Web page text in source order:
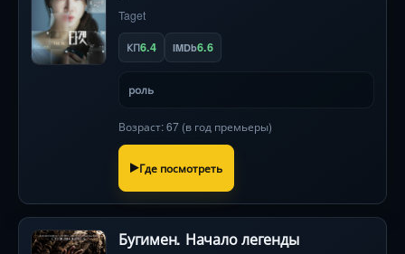
Taget
КП6.4 IMDb6.6
роль
Возраст: 67 (в год премьеры)
Где посмотреть
Бугимен. Начало легенды